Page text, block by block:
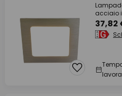
acciaio
37,82